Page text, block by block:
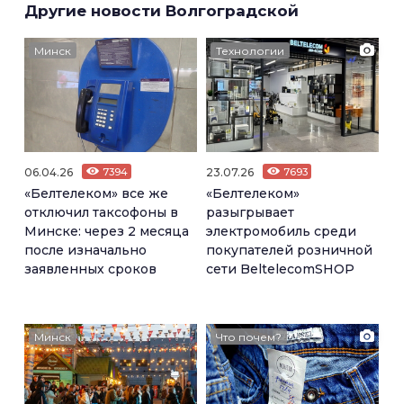
Другие новости Волгоградской
Минск
06.04.26 7394
«Белтелеком» все же
отключил таксофоны в
Минске: через 2 месяца
после изначально
заявленных сроков
Технологии
23.07.26 7693
«Белтелеком»
разыгрывает
электромобиль среди
покупателей розничной
сети BeltelecomSHOP
Минск Что почем?